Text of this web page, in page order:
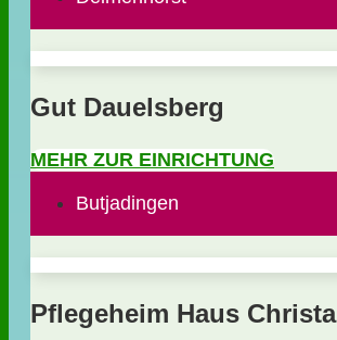
Gut Dauelsberg
MEHR ZUR EINRICHTUNG
Butjadingen
Pflegeheim Haus Christa